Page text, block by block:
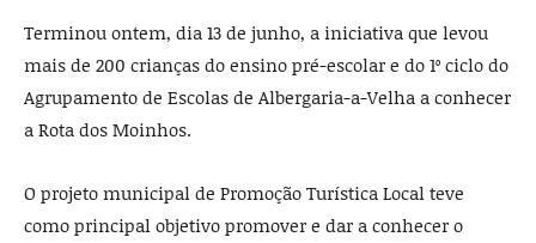
Terminou ontem, dia 13 de junho, a iniciativa que levou
mais de 200 crianças do ensino pré-escolar e do 1º ciclo do
Agrupamento de Escolas de Albergaria-a-Velha a conhecer
a Rota dos Moinhos.
O projeto municipal de Promoção Turística Local teve
como principal objetivo promover e dar a conhecer o